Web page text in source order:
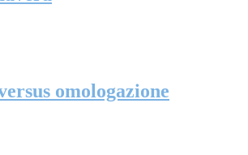
omologazione